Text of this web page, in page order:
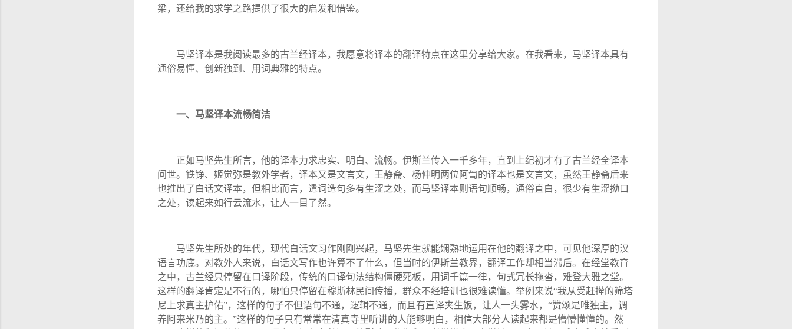
梁，还给我的求学之路提供了很大的启发和借鉴。
马坚译本是我阅读最多的古兰经译本，我愿意将译本的翻译特点在这里分享给大家。在我看来，马坚译本具有
通俗易懂、创新独到、用词典雅的特点。
一、马坚译本流畅简洁
正如马坚先生所言，他的译本力求忠实、明白、流畅。伊斯兰传入一千多年，直到上纪初才有了古兰经全译本
问世。铁铮、姬觉弥是教外学者，译本又是文言文，王静斋、杨仲明两位阿訇的译本也是文言文，虽然王静斋后来
也推出了白话文译本，但相比而言，遣词造句多有生涩之处，而马坚译本则语句顺畅，通俗直白，很少有生涩拗口
之处，读起来如行云流水，让人一目了然。
马坚先生所处的年代，现代白话文习作刚刚兴起，马坚先生就能娴熟地运用在他的翻译之中，可见他深厚的汉
语言功底。对教外人来说，白话文写作也许算不了什么，但当时的伊斯兰教界，翻译工作却相当滞后。在经堂教育
之中，古兰经只停留在口译阶段，传统的口译句法结构僵硬死板，用词千篇一律，句式冗长拖沓，难登大雅之堂。
这样的翻译肯定是不行的，哪怕只停留在穆斯林民间传播，群众不经培训也很难读懂。举例来说“我从受赶撵的筛塔
尼上求真主护佑”，这样的句子不但语句不通，逻辑不通，而且有直译夹生饭，让人一头雾水， “赞颂是唯独主，调
养阿来米乃的主。 ”这样的句子只有常常在清真寺里听讲的人能够明白，相信大部分人读起来都是懵懵懂懂的。然